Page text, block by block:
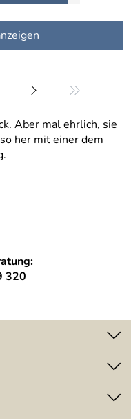
Aber mal ehrlich, sie
her mit einer dem
320